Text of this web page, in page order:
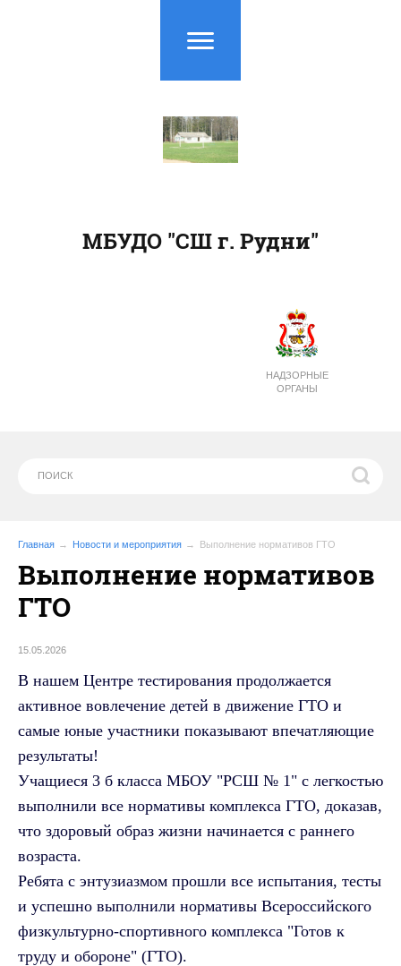
НАДЗОРНЫЕ
ОРГАНЫ
МБУДО "СШ г. Рудни"
Главная Новости и мероприятия Выполнение нормативов ГТО
Выполнение нормативов
ГТО
15.05.2026
В нашем Центре тестирования продолжается
активное вовлечение детей в движение ГТО и
самые юные участники показывают впечатляющие
результаты!
Учащиеся 3 б класса МБОУ "РСШ № 1" с легкостью
выполнили все нормативы комплекса ГТО, доказав,
что здоровый образ жизни начинается с раннего
возраста.
Ребята с энтузиазмом прошли все испытания, тесты
и успешно выполнили нормативы Всероссийского
физкультурно-спортивного комплекса "Готов к
труду и обороне" (ГТО).